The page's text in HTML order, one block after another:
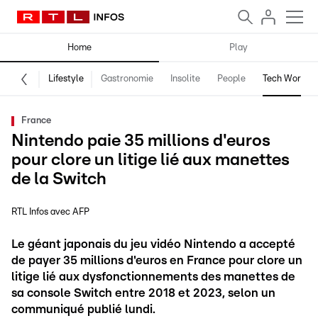
Home Play
Lifestyle Gastronomie Insolite People Tech World
France
Nintendo paie 35 millions d'euros
pour clore un litige lié aux manettes
de la Switch
RTL Infos avec AFP
Le géant japonais du jeu vidéo Nintendo a accepté
de payer 35 millions d'euros en France pour clore un
litige lié aux dysfonctionnements des manettes de
sa console Switch entre 2018 et 2023, selon un
communiqué publié lundi.